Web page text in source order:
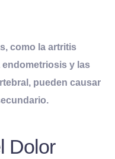
como la artritis
endometriosis y las
pueden causar
Dolor